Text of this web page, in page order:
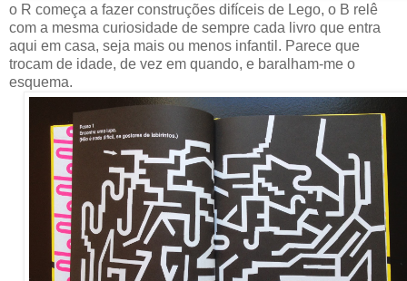
o R começa a fazer construções difíceis de Lego, o B relê
com a mesma curiosidade de sempre cada livro que entra
aqui em casa, seja mais ou menos infantil. Parece que
trocam de idade, de vez em quando, e baralham-me o
esquema.